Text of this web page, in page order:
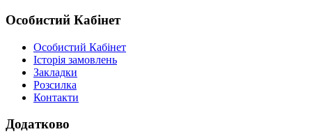
Особистий Кабінет
Особистий Кабінет
Історія замовлень
Закладки
Розсилка
Контакти
Додатково